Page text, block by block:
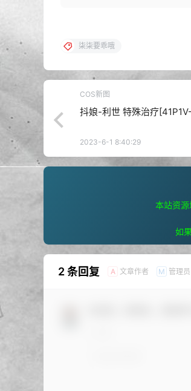
柒柒要乖哦
COS新图
抖娘-利世 特殊治疗
2023-6-1 8:40:29
本站资源
如
2 条回复 A 文章作者 M 管理员